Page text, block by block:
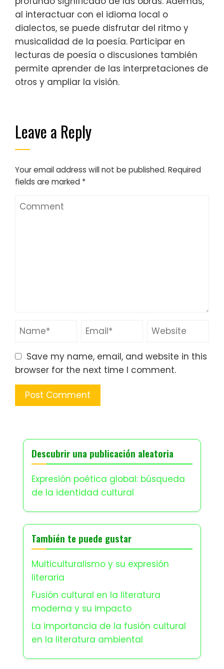
al interactuar con el idioma local o
dialectos, se puede disfrutar del ritmo y
musicalidad de la poesía. Participar en
lecturas de poesía o discusiones también
permite aprender de las interpretaciones de
otros y ampliar la visión.
Leave a Reply
Your email address will not be published. Required
fields are marked *
Save my name, email, and website in this
browser for the next time I comment.
Descubrir una publicación aleatoria
Expresión poética global: búsqueda
de la identidad cultural
También te puede gustar
Multiculturalismo y su expresión
literaria
Fusión cultural en la literatura
moderna y su impacto
La importancia de la fusión cultural
en la literatura ambiental